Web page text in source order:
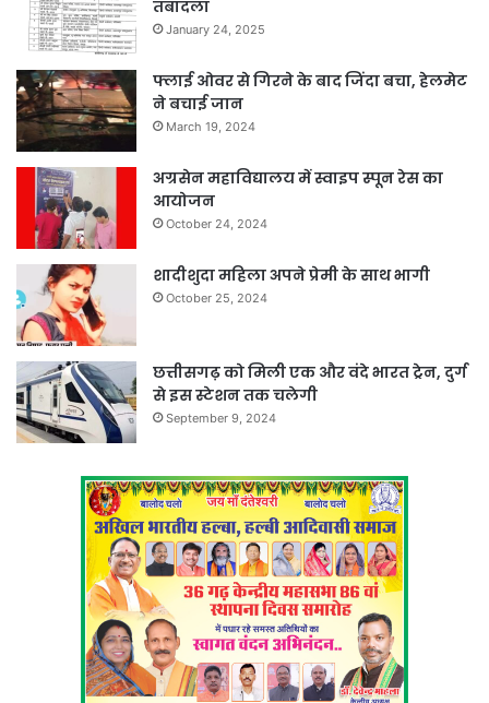
तबादला
January 24, 2025
फ्लाई ओवर से गिरने के बाद जिंदा बचा, हेलमेट
ने बचाई जान
March 19, 2024
अग्रसेन महाविद्यालय में स्वाइप स्पून रेस का
आयोजन
October 24, 2024
शादीशुदा महिला अपने प्रेमी के साथ भागी
October 25, 2024
छत्तीसगढ़ को मिली एक और वंदे भारत ट्रेन, दुर्ग
से इस स्टेशन तक चलेगी
September 9, 2024